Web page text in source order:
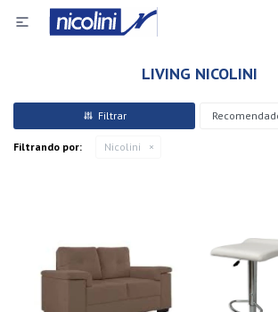

LIVING NICOLINI
Filtrando por: Nicolini